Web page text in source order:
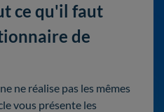
ce qu'il faut
de
ne réalise pas les mêmes
vous présente les